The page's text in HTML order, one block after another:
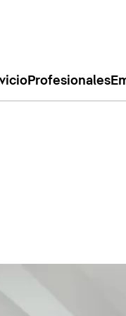
Profesionales